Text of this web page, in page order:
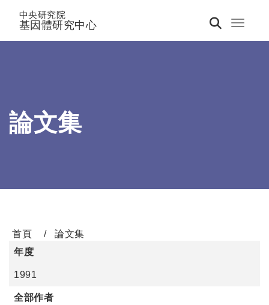
Toggle
中央研究院
基因體研究中心
論文集
首頁
論文集
年度
1991
全部作者